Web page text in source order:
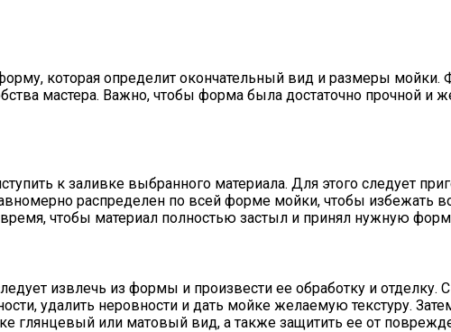
которая определит окончательный вид и размеры
мастера. Важно, чтобы форма была достаточно прочной и
к заливке выбранного материала. Для этого следует
распределен по всей форме мойки, чтобы избежать
чтобы материал полностью застыл и принял нужную
извлечь из формы и произвести ее обработку и
удалить неровности и дать мойке желаемую текстуру.
глянцевый или матовый вид, а также защитить ее от